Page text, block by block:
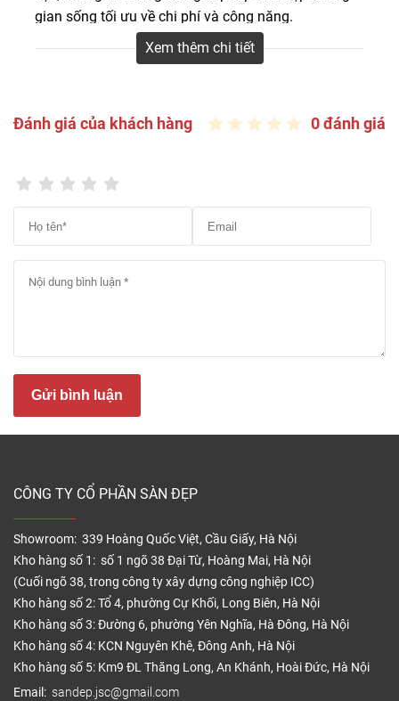
gian sống tối ưu về chi phí và công năng.
Báo giá sàn nhựa giả đá 1m2 mới nhất
chủng loại, thương hiệu và xuất xứ. Đây là lựa chọn
thẩm mỹ sang trọng.
(VNĐ)
Sàn nhựa
giả đá dán
keo
Từ
85.000đ/m²
Tùy độ dày &
loại keo
Sàn nhựa
giả đá hèm
khóa
(≥4mm)
Từ
230.000đ/m²
Giá cho đơn
hàng ≥30m²
Xem thêm chi tiết
Đánh giá của khách hàng 0 đánh giá
Gửi bình luận
CÔNG TY CỔ PHẦN SÀN ĐẸP
Showroom: 339 Hoàng Quốc Việt, Cầu Giấy, Hà Nội
Kho hàng số 1: số 1 ngõ 38 Đại Từ, Hoàng Mai, Hà Nội
(Cuối ngõ 38, trong công ty xây dựng công nghiệp ICC)
Kho hàng số 2: Tổ 4, phường Cự Khối, Long Biên, Hà Nội
Kho hàng số 3: Đường 6, phường Yên Nghĩa, Hà Đông, Hà Nội
Kho hàng số 4: KCN Nguyên Khê, Đông Anh, Hà Nội
Kho hàng số 5: Km9 ĐL Thăng Long, An Khánh, Hoài Đức, Hà Nội
Email: sandep.jsc@gmail.com